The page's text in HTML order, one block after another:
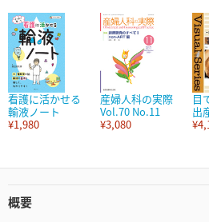
看護に活かせる
輸液ノート
¥1,980
産婦人科の実際
Vol.70 No.11
¥3,080
目
出
概要